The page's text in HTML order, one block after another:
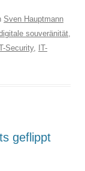
Sven Hauptmann
souveränität,
Security, IT-
geflippt